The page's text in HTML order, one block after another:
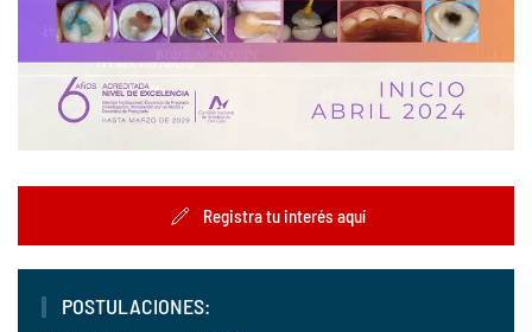
Registra tu interés aquí
POSTULACIONES: